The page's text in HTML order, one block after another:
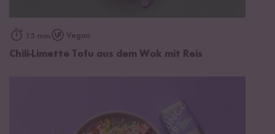
15 min Vegan
Chili-Limette Tofu aus dem Wok mit Reis